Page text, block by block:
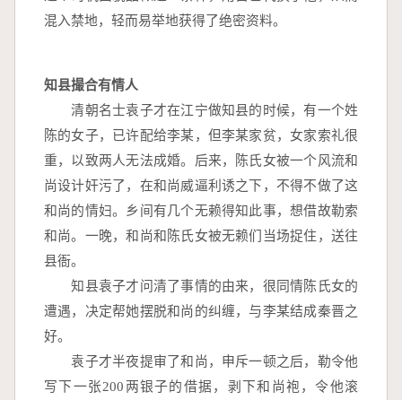
混入禁地，轻而易举地获得了绝密资料。
知县撮合有情人
清朝名士袁子才在江宁做知县的时候，有一个姓
陈的女子，已许配给李某，但李某家贫，女家索礼很
重，以致两人无法成婚。后来，陈氏女被一个风流和
尚设计奸污了，在和尚威逼利诱之下，不得不做了这
和尚的情妇。乡间有几个无赖得知此事，想借故勒索
和尚。一晚，和尚和陈氏女被无赖们当场捉住，送往
县衙。
知县袁子才问清了事情的由来，很同情陈氏女的
遭遇，决定帮她摆脱和尚的纠缠，与李某结成秦晋之
好。
袁子才半夜提审了和尚，申斥一顿之后，勒令他
写下一张200两银子的借据，剥下和尚袍，令他滚